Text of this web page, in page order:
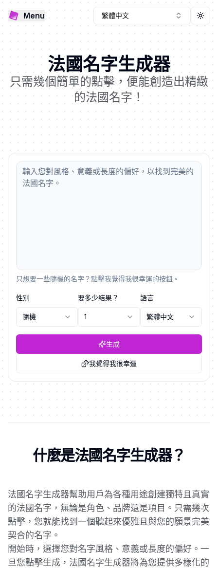
Menu 繁體中文
法國名字生成器
只需幾個簡單的點擊，便能創造出精緻
的法國名字！
只想要一些隨機的名字？點擊我覺得我很幸運的按鈕。
性別
隨機
要多少結果？
1
語言
繁體中文
生成
我覺得我很幸運
什麼是法國名字生成器？
法國名字生成器幫助用戶為各種用途創建獨特且真實
的法國名字，無論是角色、品牌還是項目。只需幾次
點擊，您就能找到一個聽起來優雅且與您的願景完美
契合的名字。
開始時，選擇您對名字風格、意義或長度的偏好。一
旦您點擊生成，法國名字生成器將為您提供多樣化的